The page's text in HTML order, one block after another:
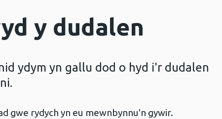
y dudalen
ydym yn gallu dod o hyd i'r dudalen
gwe rydych yn eu mewnbynnu'n gywir.